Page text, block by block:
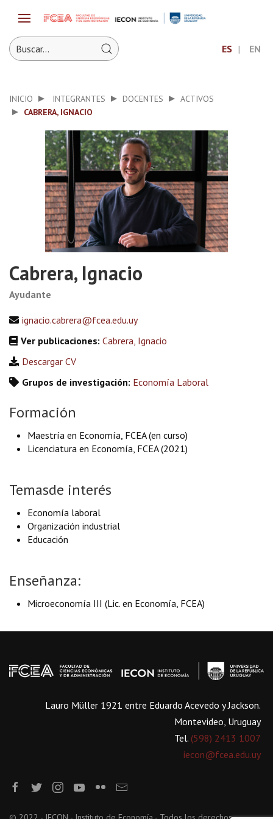
ES EN
INICIO INTEGRANTES DOCENTES
ACTIVOS
CABRERA, IGNACIO
Cabrera, Ignacio
Ayudante
ignacio.cabrera@fcea.edu.uy
Ver publicaciones: Cabrera, Ignacio
Descargar CV
Grupos de investigación: Economía Laboral
Formación
Maestría en Economía, FCEA (en curso)
Licenciatura en Economía, FCEA (2021)
Temasde interés
Economía laboral
Organización industrial
Educación
Enseñanza:
Microeconomía III (Lic. en Economía, FCEA)
Lauro Müller 1921 entre Eduardo Acevedo y Jackson.
Montevideo, Uruguay
Tel. (598) 2413 1007
iecon@fcea.edu.uy